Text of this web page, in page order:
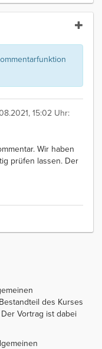
15:02 Uhr:
Wir haben
prüfen lassen. Der
des Kurses
Vortrag ist dabei